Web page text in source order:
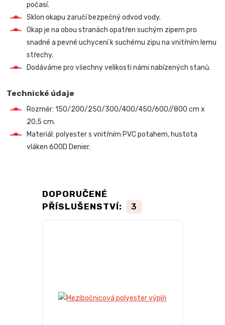
počasí.
Sklon okapu zaručí bezpečný odvod vody.
Okap je na obou stranách opatřen suchým zipem pro
snadné a pevné uchycení k suchému zipu na vnitřním lemu
střechy.
Dodáváme pro všechny velikosti námi nabízených stanů.
Technické údaje
Rozměr: 150/200/250/300/400/450/600//800 cm x
20,5 cm.
Materiál: polyester s vnitřním PVC potahem, hustota
vláken 600D Denier.
DOPORUČENÉ
PŘÍSLUŠENSTVÍ:
3